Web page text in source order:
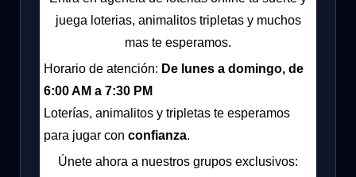
juega loterias, animalitos tripletas y muchos
mas te esperamos.
Horario de atención: De lunes a domingo, de
6:00 AM a 7:30 PM
Loterías, animalitos y tripletas te esperamos
para jugar con confianza.
Únete ahora a nuestros grupos exclusivos: